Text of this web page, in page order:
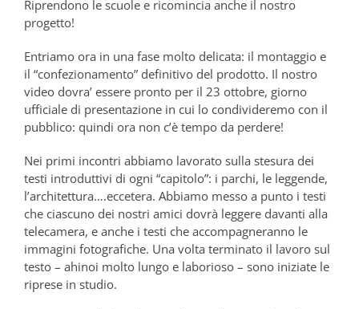
Riprendono le scuole e ricomincia anche il nostro
progetto!
Entriamo ora in una fase molto delicata: il montaggio e
il “confezionamento” definitivo del prodotto. Il nostro
video dovra’ essere pronto per il 23 ottobre, giorno
ufficiale di presentazione in cui lo condivideremo con il
pubblico: quindi ora non c’è tempo da perdere!
Nei primi incontri abbiamo lavorato sulla stesura dei
testi introduttivi di ogni “capitolo”: i parchi, le leggende,
l’architettura….eccetera. Abbiamo messo a punto i testi
che ciascuno dei nostri amici dovrà leggere davanti alla
telecamera, e anche i testi che accompagneranno le
immagini fotografiche. Una volta terminato il lavoro sul
testo – ahinoi molto lungo e laborioso – sono iniziate le
riprese in studio.